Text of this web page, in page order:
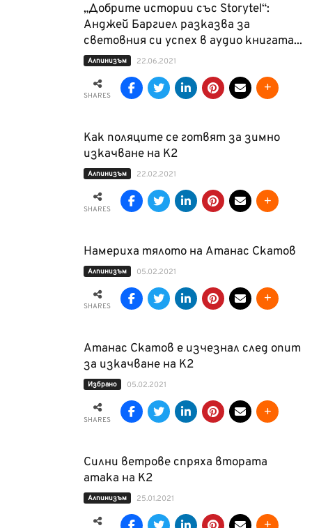
„Добрите истории със Storytel“:
Анджей Баргиел разказва за
световния си успех в аудио книгата...
Алпинизъм 22.06.2021
SHARES
Как поляците се готвят за зимно
изкачване на К2
Алпинизъм 22.02.2021
SHARES
Намериха тялото на Атанас Скатов
Алпинизъм 05.02.2021
SHARES
Атанас Скатов е изчезнал след опит
за изкачване на К2
Избрано 05.02.2021
SHARES
Силни ветрове спряха втората
атака на К2
Алпинизъм 25.01.2021